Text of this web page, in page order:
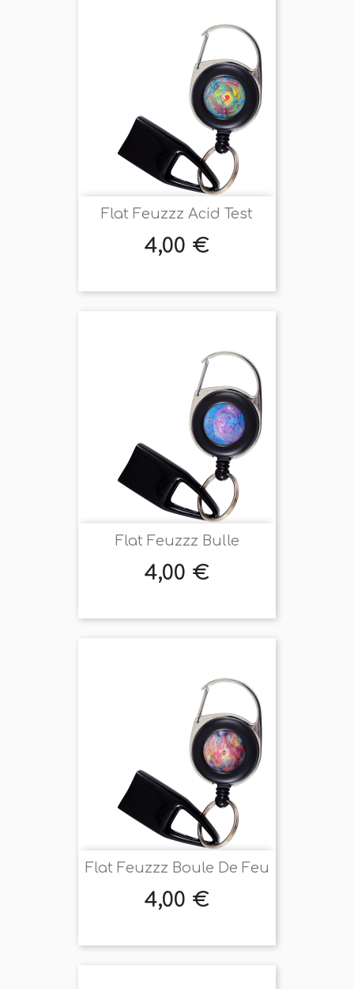
Flat Feuzzz Acid Test
Prix
4,00 €
Flat Feuzzz Bulle
Prix
4,00 €
Flat Feuzzz Boule De Feu
Prix
4,00 €